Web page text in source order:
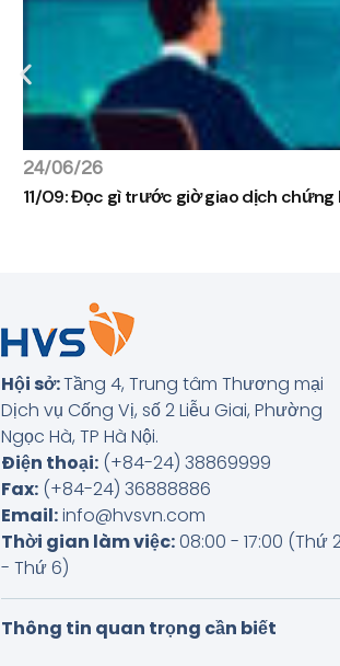
24/06/26
11/09: Đọc gì trước giờ giao dịch chứng
Hội sở:Tầng 4, Trung tâm Thương mại
Dịch vụ Cống Vị, số 2 Liễu Giai, Phường
Ngọc Hà, TP Hà Nội.
Điện thoại:(+84-24) 38869999
Fax:(+84-24) 36888886
Email:info@hvsvn.com
Thời gian làm việc:08:00 - 17:00 (Thứ
- Thứ 6)
Thông tin quan trọng cần biết